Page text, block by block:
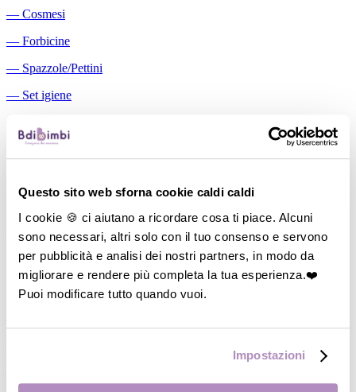
Questo sito web sforna cookie caldi caldi
I cookie 🍪 ci aiutano a ricordare cosa ti piace. Alcuni
sono necessari, altri solo con il tuo consenso e servono
per pubblicità e analisi dei nostri partners, in modo da
migliorare e rendere più completa la tua esperienza.❤️
Puoi modificare tutto quando vuoi.
Impostazioni
― Cosmesi
― Forbicine
― Spazzole/Pettini
― Set igiene
Aspiratori nasali manuali
―
Cuscini allattamento
―Biberon
―
Tettarelle
―Succhietti